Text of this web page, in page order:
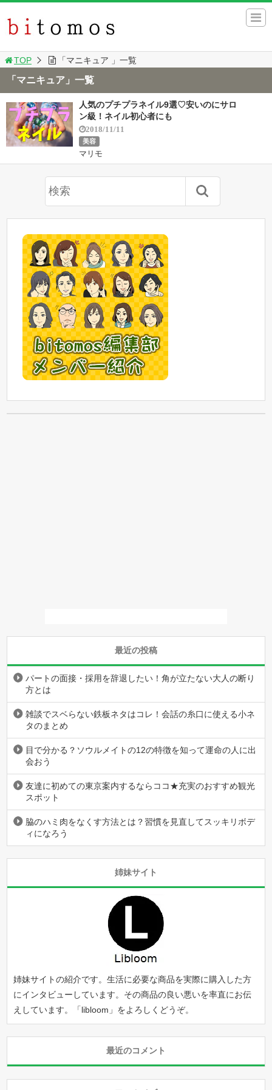
TOP 「マニキュア 」一覧
「マニキュア」一覧
人気のプチプラネイル9選♡安いのにサロ
ン級！ネイル初心者にも
2018/11/11
美容
マリモ
最近の投稿
パートの面接・採用を辞退したい！角が立たない大人の断り
方とは
雑談でスベらない鉄板ネタはコレ！会話の糸口に使える小ネ
タのまとめ
目で分かる？ソウルメイトの12の特徴を知って運命の人に出
会おう
友達に初めての東京案内するならココ★充実のおすすめ観光
スポット
脇のハミ肉をなくす方法とは？習慣を見直してスッキリボデ
ィになろう
姉妹サイト
姉妹サイトの紹介です。生活に必要な商品を実際に購入した方
にインタビューしています。その商品の良い悪いを率直にお伝
えしています。「libloom 」をよろしくどうぞ。
最近のコメント